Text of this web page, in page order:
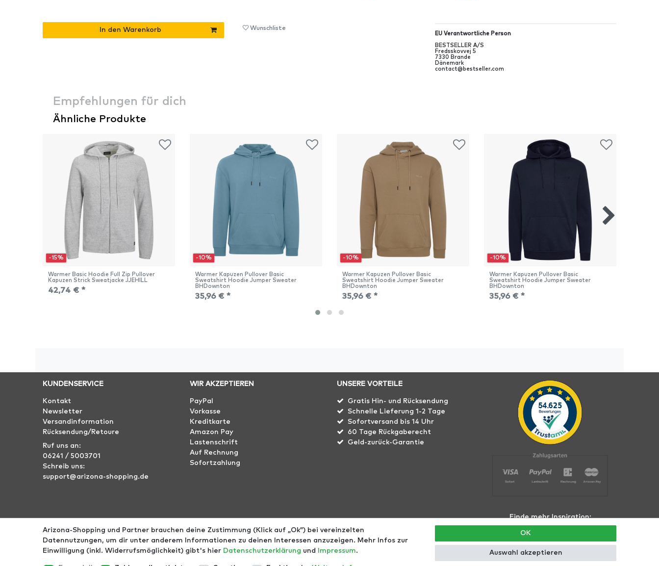
In den Warenkorb Wunschliste
EU Verantwortliche Person
BESTSELLER A/S
Fredsskovvej 5
7330 Brande
Dänemark
contact@bestseller.com
Empfehlungen für dich
Ähnliche Produkte
-15%
Warmer Basic Hoodie Full Zip Pullover
Kapuzen Strick Sweatjacke JJEHILL
42,74 € *
-10%
Warmer Kapuzen Pullover Basic
Sweatshirt Hoodie Jumper Sweater
BHDownton
35,96 € *
-10%
Warmer Kapuzen Pullover Basic
Sweatshirt Hoodie Jumper Sweater
BHDownton
35,96 € *
-10%
Warmer Kapuzen Pullover Basic
Sweatshirt Hoodie Jumper Sweater
BHDownton
35,96 € *
KUNDENSERVICE
Kontakt
Newsletter
Versandinformation
Rücksendung/Retoure
Ruf uns an:
06241 / 5003701
Schreib uns:
support@arizona-shopping.de
WIR AKZEPTIEREN
PayPal
Vorkasse
Kreditkarte
Amazon Pay
Lastenschrift
Auf Rechnung
Sofortzahlung
UNSERE VORTEILE
Gratis Hin- und Rücksendung
Schnelle Lieferung 1-2 Tage
Sofortversand bis 14 Uhr
60 Tage Rückgaberecht
Geld-zurück-Garantie
Impressum AGB Datenschutz Widerrufs­recht Größentabellen Blog EGOMAXX
Finde mehr Inspiration:
Arizona-Shopping und Partner brauchen deine Zustimmung (Klick auf „Ok”) bei vereinzelten
Datennutzungen, um dir unter anderem Informationen zu deinen Interessen anzuzeigen. Mehr Infos zur
Einwilligung (inkl. Widerrufsmöglichkeit) gibt's hier Daten­schutz­erklärung und Impressum.
OK
Auswahl akzeptieren